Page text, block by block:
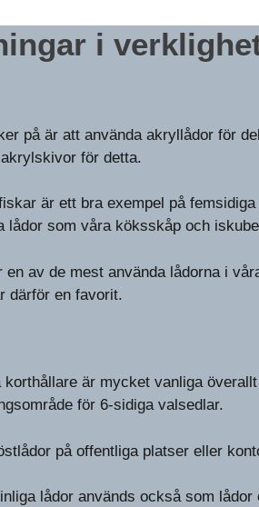
i
på är att använda akryllådor för
för detta.
är ett bra exempel på
lådor som våra köksskåp och
en av de mest använda lådorna i
därför en favorit.
korthållare är mycket vanliga
för 6-sidiga valsedlar.
på offentliga platser eller
lådor används också som